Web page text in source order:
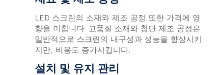
LED 스크린의 소재와 제조 공정 또한 가격에 영
향을 미칩니다. 고품질 소재와 첨단 제조 공정은
일반적으로 스크린의 내구성과 성능을 향상시키
지만, 비용도 증가시킵니다.
설치 및 유지 관리